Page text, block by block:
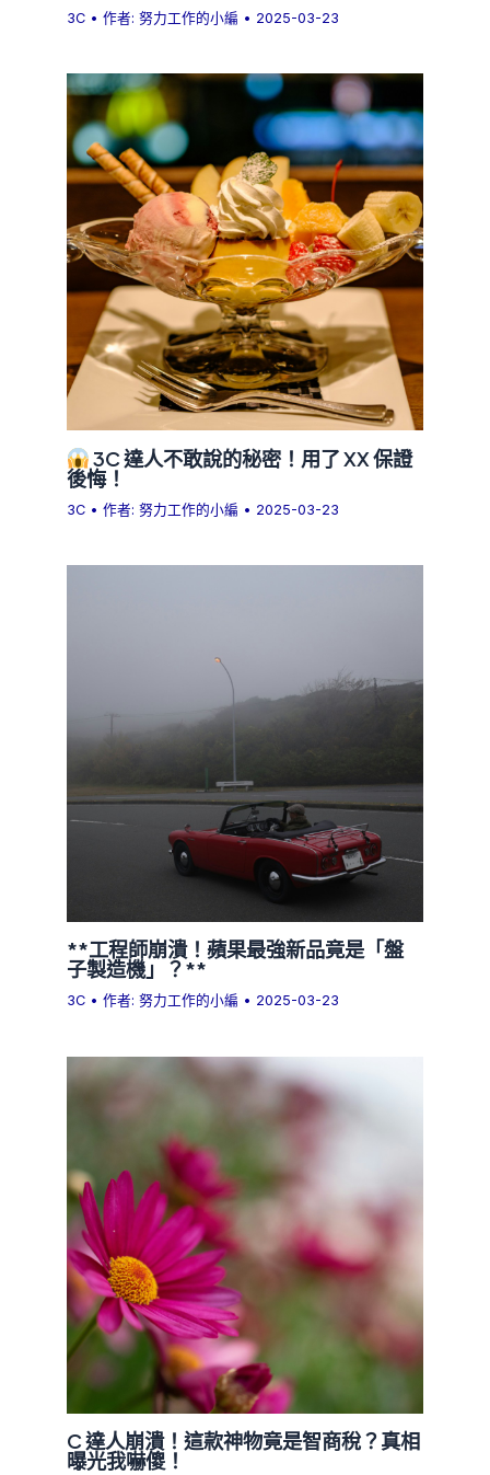
3C • 作者:努力工作的小編 • 2025-03-23
3C 達人不敢說的秘密！用了 XX 保證
後悔！
3C • 作者:努力工作的小編 • 2025-03-23
**工程師崩潰！蘋果最強新品竟是「盤
子製造機」？**
3C • 作者:努力工作的小編 • 2025-03-23
C 達人崩潰！這款神物竟是智商稅？真相
曝光我嚇傻！